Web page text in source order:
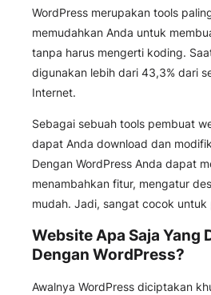
WordPress merupakan tools
memudahkan Anda untuk
tanpa harus mengerti koding.
digunakan lebih dari 43,3% dari
Internet.
Sebagai sebuah tools pembuat
dapat Anda download dan
Dengan WordPress Anda dapat
menambahkan fitur, mengatur
mudah. Jadi, sangat cocok untuk
Website Apa Saja Yang
Dengan WordPress?
Awalnya WordPress diciptakan